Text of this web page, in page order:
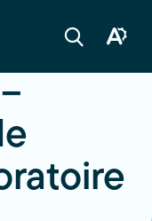
Ouvrir
Ouvrir